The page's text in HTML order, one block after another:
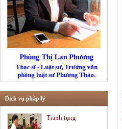
Phùng Thị Lan Phương
Thạc sĩ - Luật sư, Trưởng văn
phòng luật sư Phương Thảo.
Dịch vụ pháp lý
Tranh tụng